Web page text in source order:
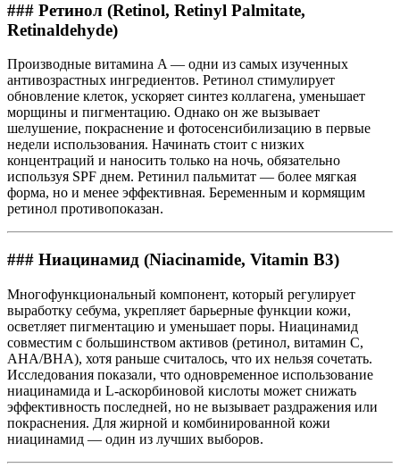
### Ретинол (Retinol, Retinyl Palmitate,
Retinaldehyde)
Производные витамина A — одни из самых изученных
антивозрастных ингредиентов. Ретинол стимулирует
обновление клеток, ускоряет синтез коллагена, уменьшает
морщины и пигментацию. Однако он же вызывает
шелушение, покраснение и фотосенсибилизацию в первые
недели использования. Начинать стоит с низких
концентраций и наносить только на ночь, обязательно
используя SPF днем. Ретинил пальмитат — более мягкая
форма, но и менее эффективная. Беременным и кормящим
ретинол противопоказан.
### Ниацинамид (Niacinamide, Vitamin B3)
Многофункциональный компонент, который регулирует
выработку себума, укрепляет барьерные функции кожи,
осветляет пигментацию и уменьшает поры. Ниацинамид
совместим с большинством активов (ретинол, витамин C,
AHA/BHA), хотя раньше считалось, что их нельзя сочетать.
Исследования показали, что одновременное использование
ниацинамида и L-аскорбиновой кислоты может снижать
эффективность последней, но не вызывает раздражения или
покраснения. Для жирной и комбинированной кожи
ниацинамид — один из лучших выборов.